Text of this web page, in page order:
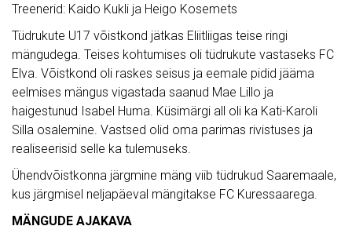
Treenerid: Kaido Kukli ja Heigo Kosemets
Tüdrukute U17 võistkond jätkas Eliitliigas teise ringi
mängudega. Teises kohtumises oli tüdrukute vastaseks FC
Elva. Võistkond oli raskes seisus ja eemale pidid jääma
eelmises mängus vigastada saanud Mae Lillo ja
haigestunud Isabel Huma. Küsimärgi all oli ka Kati-Karoli
Silla osalemine. Vastsed olid oma parimas rivistuses ja
realiseerisid selle ka tulemuseks.
Ühendvõistkonna järgmine mäng viib tüdrukud Saaremaale,
kus järgmisel neljapäeval mängitakse FC Kuressaarega.
MÄNGUDE AJAKAVA